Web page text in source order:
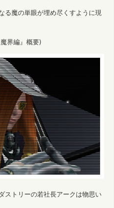
る魔の単眼が埋め尽くすように現
界編』概要)
ストリーの若社長アークは物思い